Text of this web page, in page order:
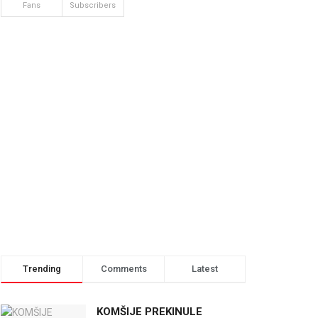
Fans Subscribers
Trending Comments Latest
KOMŠIJE PREKINULE